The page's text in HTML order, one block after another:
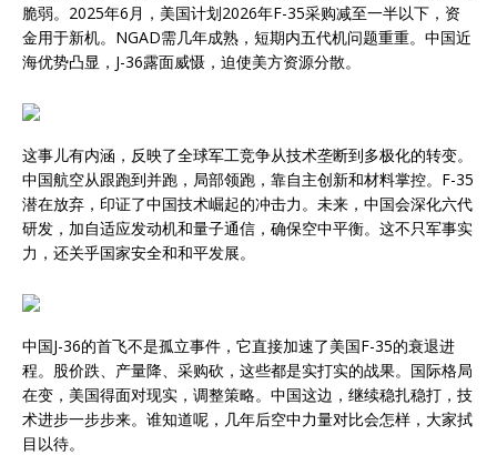
脆弱。2025年6月，美国计划2026年F-35采购减至一半以下，资
金用于新机。NGAD需几年成熟，短期内五代机问题重重。中国近
海优势凸显，J-36露面威慑，迫使美方资源分散。
这事儿有内涵，反映了全球军工竞争从技术垄断到多极化的转变。
中国航空从跟跑到并跑，局部领跑，靠自主创新和材料掌控。F-35
潜在放弃，印证了中国技术崛起的冲击力。未来，中国会深化六代
研发，加自适应发动机和量子通信，确保空中平衡。这不只军事实
力，还关乎国家安全和和平发展。
中国J-36的首飞不是孤立事件，它直接加速了美国F-35的衰退进
程。股价跌、产量降、采购砍，这些都是实打实的战果。国际格局
在变，美国得面对现实，调整策略。中国这边，继续稳扎稳打，技
术进步一步步来。谁知道呢，几年后空中力量对比会怎样，大家拭
目以待。